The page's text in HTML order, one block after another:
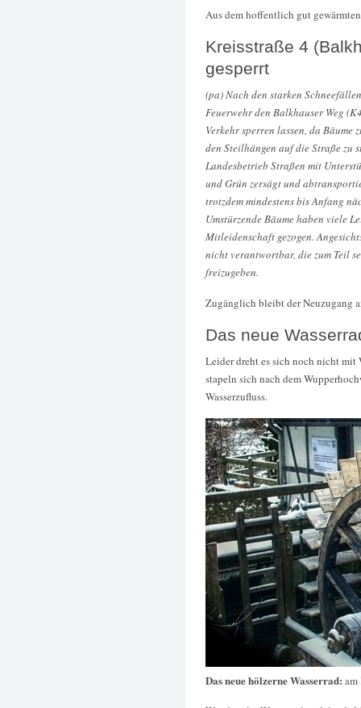
Aus dem hoffentlich gut
Kreisstraße 4
gesperrt
(pa) Nach den starken
Feuerwehr den Balkhauser Weg
Verkehr sperren lassen, da
den Steilhängen auf die Straße zu
Landesbetrieb Straßen mit
und Grün zersägt und
trotzdem mindestens bis Anfang
Umstürzende Bäume haben viele
Mitleidenschaft gezogen.
nicht verantwortbar, die zum Teil
freizugeben.
Zugänglich bleibt der Neuzugang
Das neue
Leider dreht es sich noch nicht mit
stapeln sich nach dem
Wasserzufluss.
Das neue hölzerne Wasserrad: am